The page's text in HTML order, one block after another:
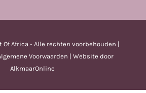
Of Africa - Alle rechten voorbehouden |
Voorwaarden | Website door
AlkmaarOnline